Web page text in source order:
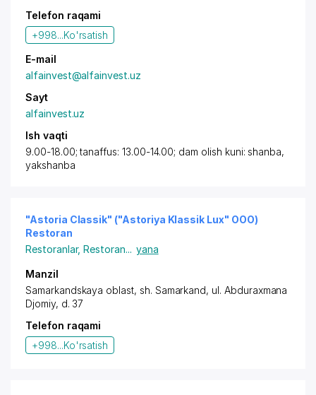
Telefon raqami
+998...Ko'rsatish
E-mail
alfainvest@alfainvest.uz
Sayt
alfainvest.uz
Ish vaqti
9.00-18.00; tanaffus: 13.00-14.00; dam olish kuni: shanba,
yakshanba
"Astoria Classik" ("Astoriya Klassik Lux" OOO)
Restoran
Restoranlar,Restoran... yana
Manzil
Samarkandskaya oblast, sh. Samarkand, ul. Abduraxmana
Djomiy, d. 37
Telefon raqami
+998...Ko'rsatish